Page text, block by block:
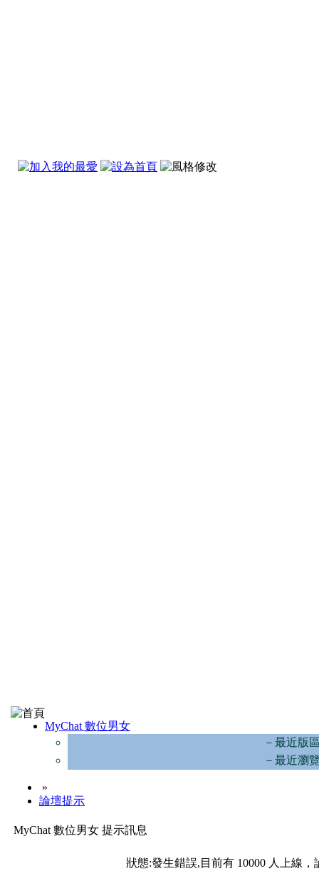
MyChat 數位男女
－最近版
－最近瀏
»
論壇提示
MyChat 數位男女 提示訊息
狀態:發生錯誤,目前有 10000 人上線